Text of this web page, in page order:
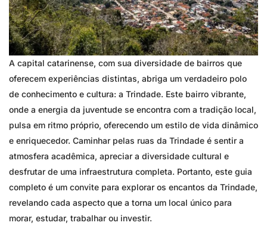
A capital catarinense, com sua diversidade de bairros que
oferecem experiências distintas, abriga um verdadeiro polo
de conhecimento e cultura: a Trindade. Este bairro vibrante,
onde a energia da juventude se encontra com a tradição local,
pulsa em ritmo próprio, oferecendo um estilo de vida dinâmico
e enriquecedor. Caminhar pelas ruas da Trindade é sentir a
atmosfera acadêmica, apreciar a diversidade cultural e
desfrutar de uma infraestrutura completa. Portanto, este guia
completo é um convite para explorar os encantos da Trindade,
revelando cada aspecto que a torna um local único para
morar, estudar, trabalhar ou investir.